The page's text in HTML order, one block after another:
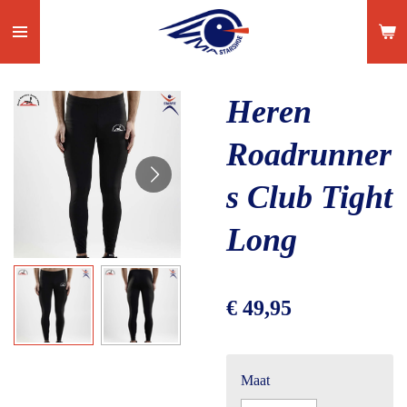
direct
naar
hoofdinhoud
Heren
Roadrunner
s Club Tight
Long
€ 49,95
Maat